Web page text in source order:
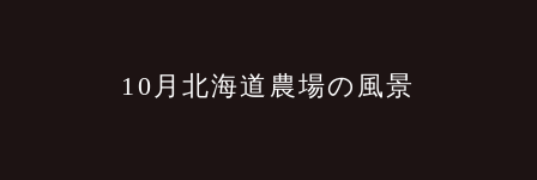
10月北海道農場の風景